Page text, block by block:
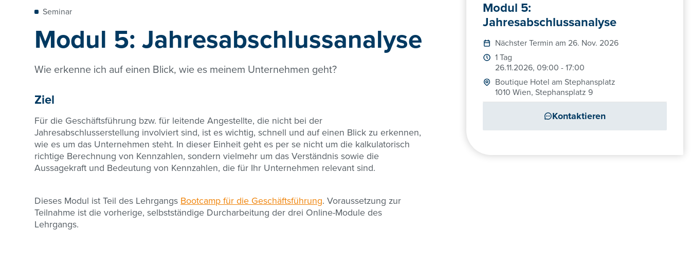
Seminar
Modul 5: Jahresabschlussanalyse
Wie erkenne ich auf einen Blick, wie es meinem Unternehmen geht?
Ziel
Für die Geschäftsführung bzw. für leitende Angestellte, die nicht bei der
Jahresabschlusserstellung involviert sind, ist es wichtig, schnell und auf einen Blick zu erkennen,
wie es um das Unternehmen steht. In dieser Einheit geht es per se nicht um die kalkulatorisch
richtige Berechnung von Kennzahlen, sondern vielmehr um das Verständnis sowie die
Aussagekraft und Bedeutung von Kennzahlen, die für Ihr Unternehmen relevant sind.
Dieses Modul ist Teil des Lehrgangs Bootcamp für die Geschäftsführung. Voraussetzung zur
Teilnahme ist die vorherige, selbstständige Durcharbeitung der drei Online-Module des
Lehrgangs.
Modul 5:
Jahresabschlussanalyse
Nächster Termin am 26. Nov. 2026
1 Tag
26.11.2026, 09:00 - 17:00
Boutique Hotel am Stephansplatz
1010 Wien, Stephansplatz 9
Kontaktieren